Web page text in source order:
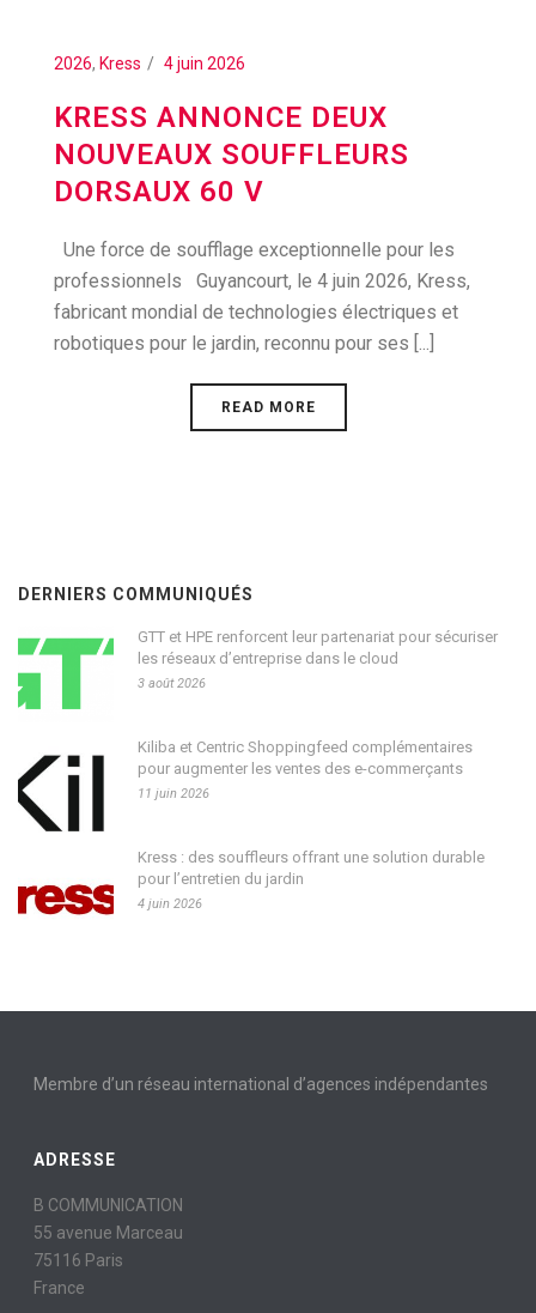
2026, Kress 4 juin 2026
KRESS ANNONCE DEUX
NOUVEAUX SOUFFLEURS
DORSAUX 60 V
Une force de soufflage exceptionnelle pour les
professionnels Guyancourt, le 4 juin 2026, Kress,
fabricant mondial de technologies électriques et
robotiques pour le jardin, reconnu pour ses [...]
READ MORE
DERNIERS COMMUNIQUÉS
GTT et HPE renforcent leur partenariat pour sécuriser
les réseaux d’entreprise dans le cloud
3 août 2026
Kiliba et Centric Shoppingfeed complémentaires
pour augmenter les ventes des e-commerçants
11 juin 2026
Kress : des souffleurs offrant une solution durable
pour l’entretien du jardin
4 juin 2026
Membre d’un réseau international d’agences indépendantes
ADRESSE
B COMMUNICATION
55 avenue Marceau
75116 Paris
France